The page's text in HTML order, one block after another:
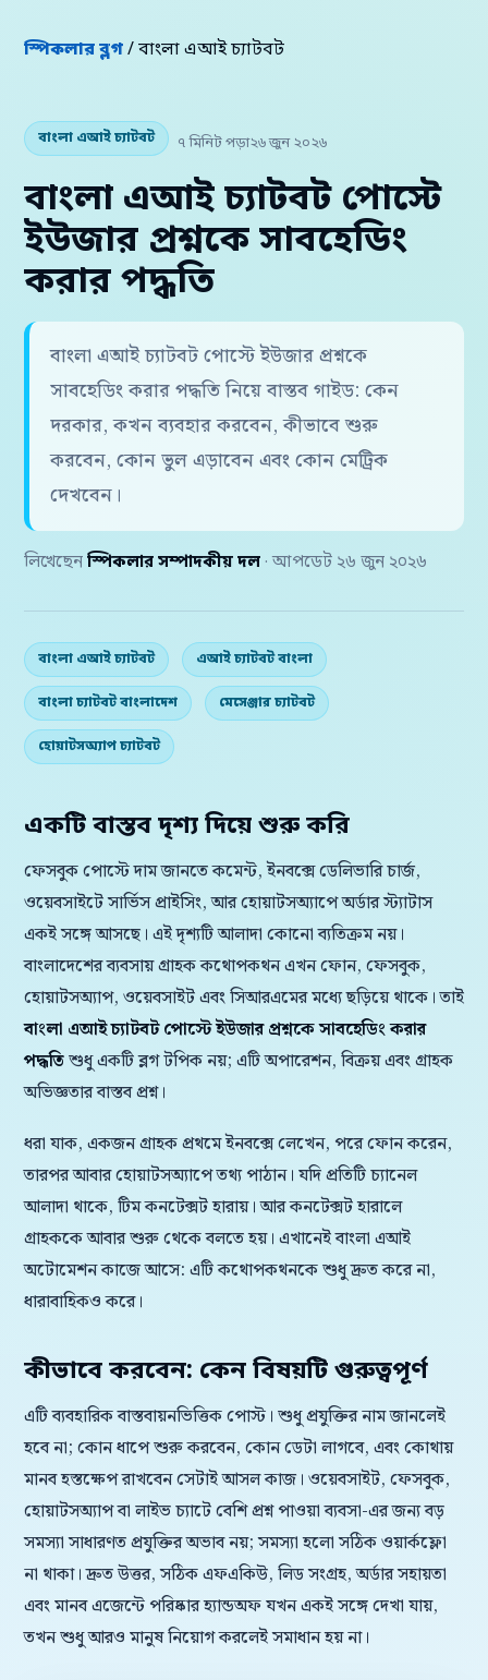
স্পিকলার ব্লগ/ বাংলা এআই চ্যাটবট
বাংলা এআই চ্যাটবট ৭ মিনিট পড়া২৬ জুন ২০২৬
বাংলা এআই চ্যাটবট পোস্টে
ইউজার প্রশ্নকে সাবহেডিং
করার পদ্ধতি
বাংলা এআই চ্যাটবট পোস্টে ইউজার প্রশ্নকে
সাবহেডিং করার পদ্ধতি নিয়ে বাস্তব গাইড: কেন
দরকার, কখন ব্যবহার করবেন, কীভাবে শুরু
করবেন, কোন ভুল এড়াবেন এবং কোন মেট্রিক
দেখবেন।
লিখেছেন স্পিকলার সম্পাদকীয় দল · আপডেট ২৬ জুন ২০২৬
বাংলা এআই চ্যাটবট এআই চ্যাটবট বাংলা
বাংলা চ্যাটবট বাংলাদেশ মেসেঞ্জার চ্যাটবট
হোয়াটসঅ্যাপ চ্যাটবট
একটি বাস্তব দৃশ্য দিয়ে শুরু করি
ফেসবুক পোস্টে দাম জানতে কমেন্ট, ইনবক্সে ডেলিভারি চার্জ,
ওয়েবসাইটে সার্ভিস প্রাইসিং, আর হোয়াটসঅ্যাপে অর্ডার স্ট্যাটাস
একই সঙ্গে আসছে। এই দৃশ্যটি আলাদা কোনো ব্যতিক্রম নয়।
বাংলাদেশের ব্যবসায় গ্রাহক কথোপকথন এখন ফোন, ফেসবুক,
হোয়াটসঅ্যাপ, ওয়েবসাইট এবং সিআরএমের মধ্যে ছড়িয়ে থাকে। তাই
বাংলা এআই চ্যাটবট পোস্টে ইউজার প্রশ্নকে সাবহেডিং করার
পদ্ধতিশুধু একটি ব্লগ টপিক নয়; এটি অপারেশন, বিক্রয় এবং গ্রাহক
অভিজ্ঞতার বাস্তব প্রশ্ন।
ধরা যাক, একজন গ্রাহক প্রথমে ইনবক্সে লেখেন, পরে ফোন করেন,
তারপর আবার হোয়াটসঅ্যাপে তথ্য পাঠান। যদি প্রতিটি চ্যানেল
আলাদা থাকে, টিম কনটেক্সট হারায়। আর কনটেক্সট হারালে
গ্রাহককে আবার শুরু থেকে বলতে হয়। এখানেই বাংলা এআই
অটোমেশন কাজে আসে: এটি কথোপকথনকে শুধু দ্রুত করে না,
ধারাবাহিকও করে।
কীভাবে করবেন: কেন বিষয়টি গুরুত্বপূর্ণ
এটি ব্যবহারিক বাস্তবায়নভিত্তিক পোস্ট। শুধু প্রযুক্তির নাম জানলেই
হবে না; কোন ধাপে শুরু করবেন, কোন ডেটা লাগবে, এবং কোথায়
মানব হস্তক্ষেপ রাখবেন সেটাই আসল কাজ। ওয়েবসাইট, ফেসবুক,
হোয়াটসঅ্যাপ বা লাইভ চ্যাটে বেশি প্রশ্ন পাওয়া ব্যবসা-এর জন্য বড়
সমস্যা সাধারণত প্রযুক্তির অভাব নয়; সমস্যা হলো সঠিক ওয়ার্কফ্লো
না থাকা। দ্রুত উত্তর, সঠিক এফএকিউ, লিড সংগ্রহ, অর্ডার সহায়তা
এবং মানব এজেন্টে পরিষ্কার হ্যান্ডঅফ যখন একই সঙ্গে দেখা যায়,
তখন শুধু আরও মানুষ নিয়োগ করলেই সমাধান হয় না।